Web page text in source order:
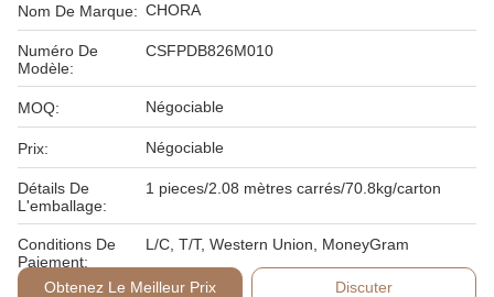
Nom De Marque: CHORA
Numéro De
Modèle:
CSFPDB826M010
MOQ: Négociable
Prix: Négociable
Détails De
L'emballage:
1 pieces/2.08 mètres carrés/70.8kg/carton
Conditions De
Paiement:
L/C, T/T, Western Union, MoneyGram
Obtenez Le Meilleur Prix Discuter